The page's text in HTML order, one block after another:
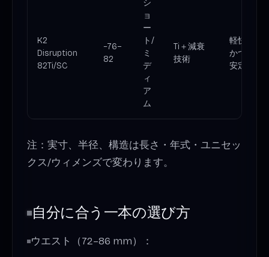
K2
Disruption
82Ti/SC
~76–
82
シ
ョ
ー
ト/
ミ
デ
ィ
ア
ム
Ti＋減衰
技術
軽快
かつ
安定
注：実寸、半径、構造は長さ・年式・ユニセッ
クス/ウィメンズで変わります。
自分に合う一本の選び方
ウエスト（72–86 mm）：